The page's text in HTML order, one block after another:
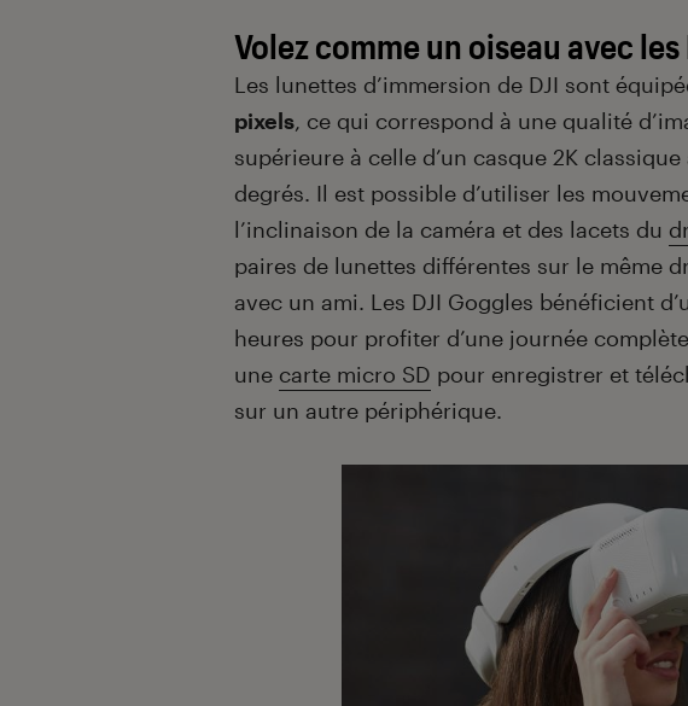
Volez comme un oiseau avec les
Les lunettes d’immersion de DJI sont
pixels, ce qui correspond à une qualité
supérieure à celle d’un casque 2K
degrés. Il est possible d’utiliser les
l’inclinaison de la caméra et des lacets du
paires de lunettes différentes sur le même
avec un ami. Les DJI Goggles bénéficient
heures pour profiter d’une journée
une carte micro SD pour enregistrer et
sur un autre périphérique.